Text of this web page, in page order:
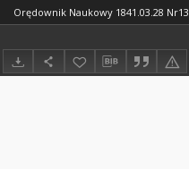
Orędownik Naukowy 1841.03.28 Nr13